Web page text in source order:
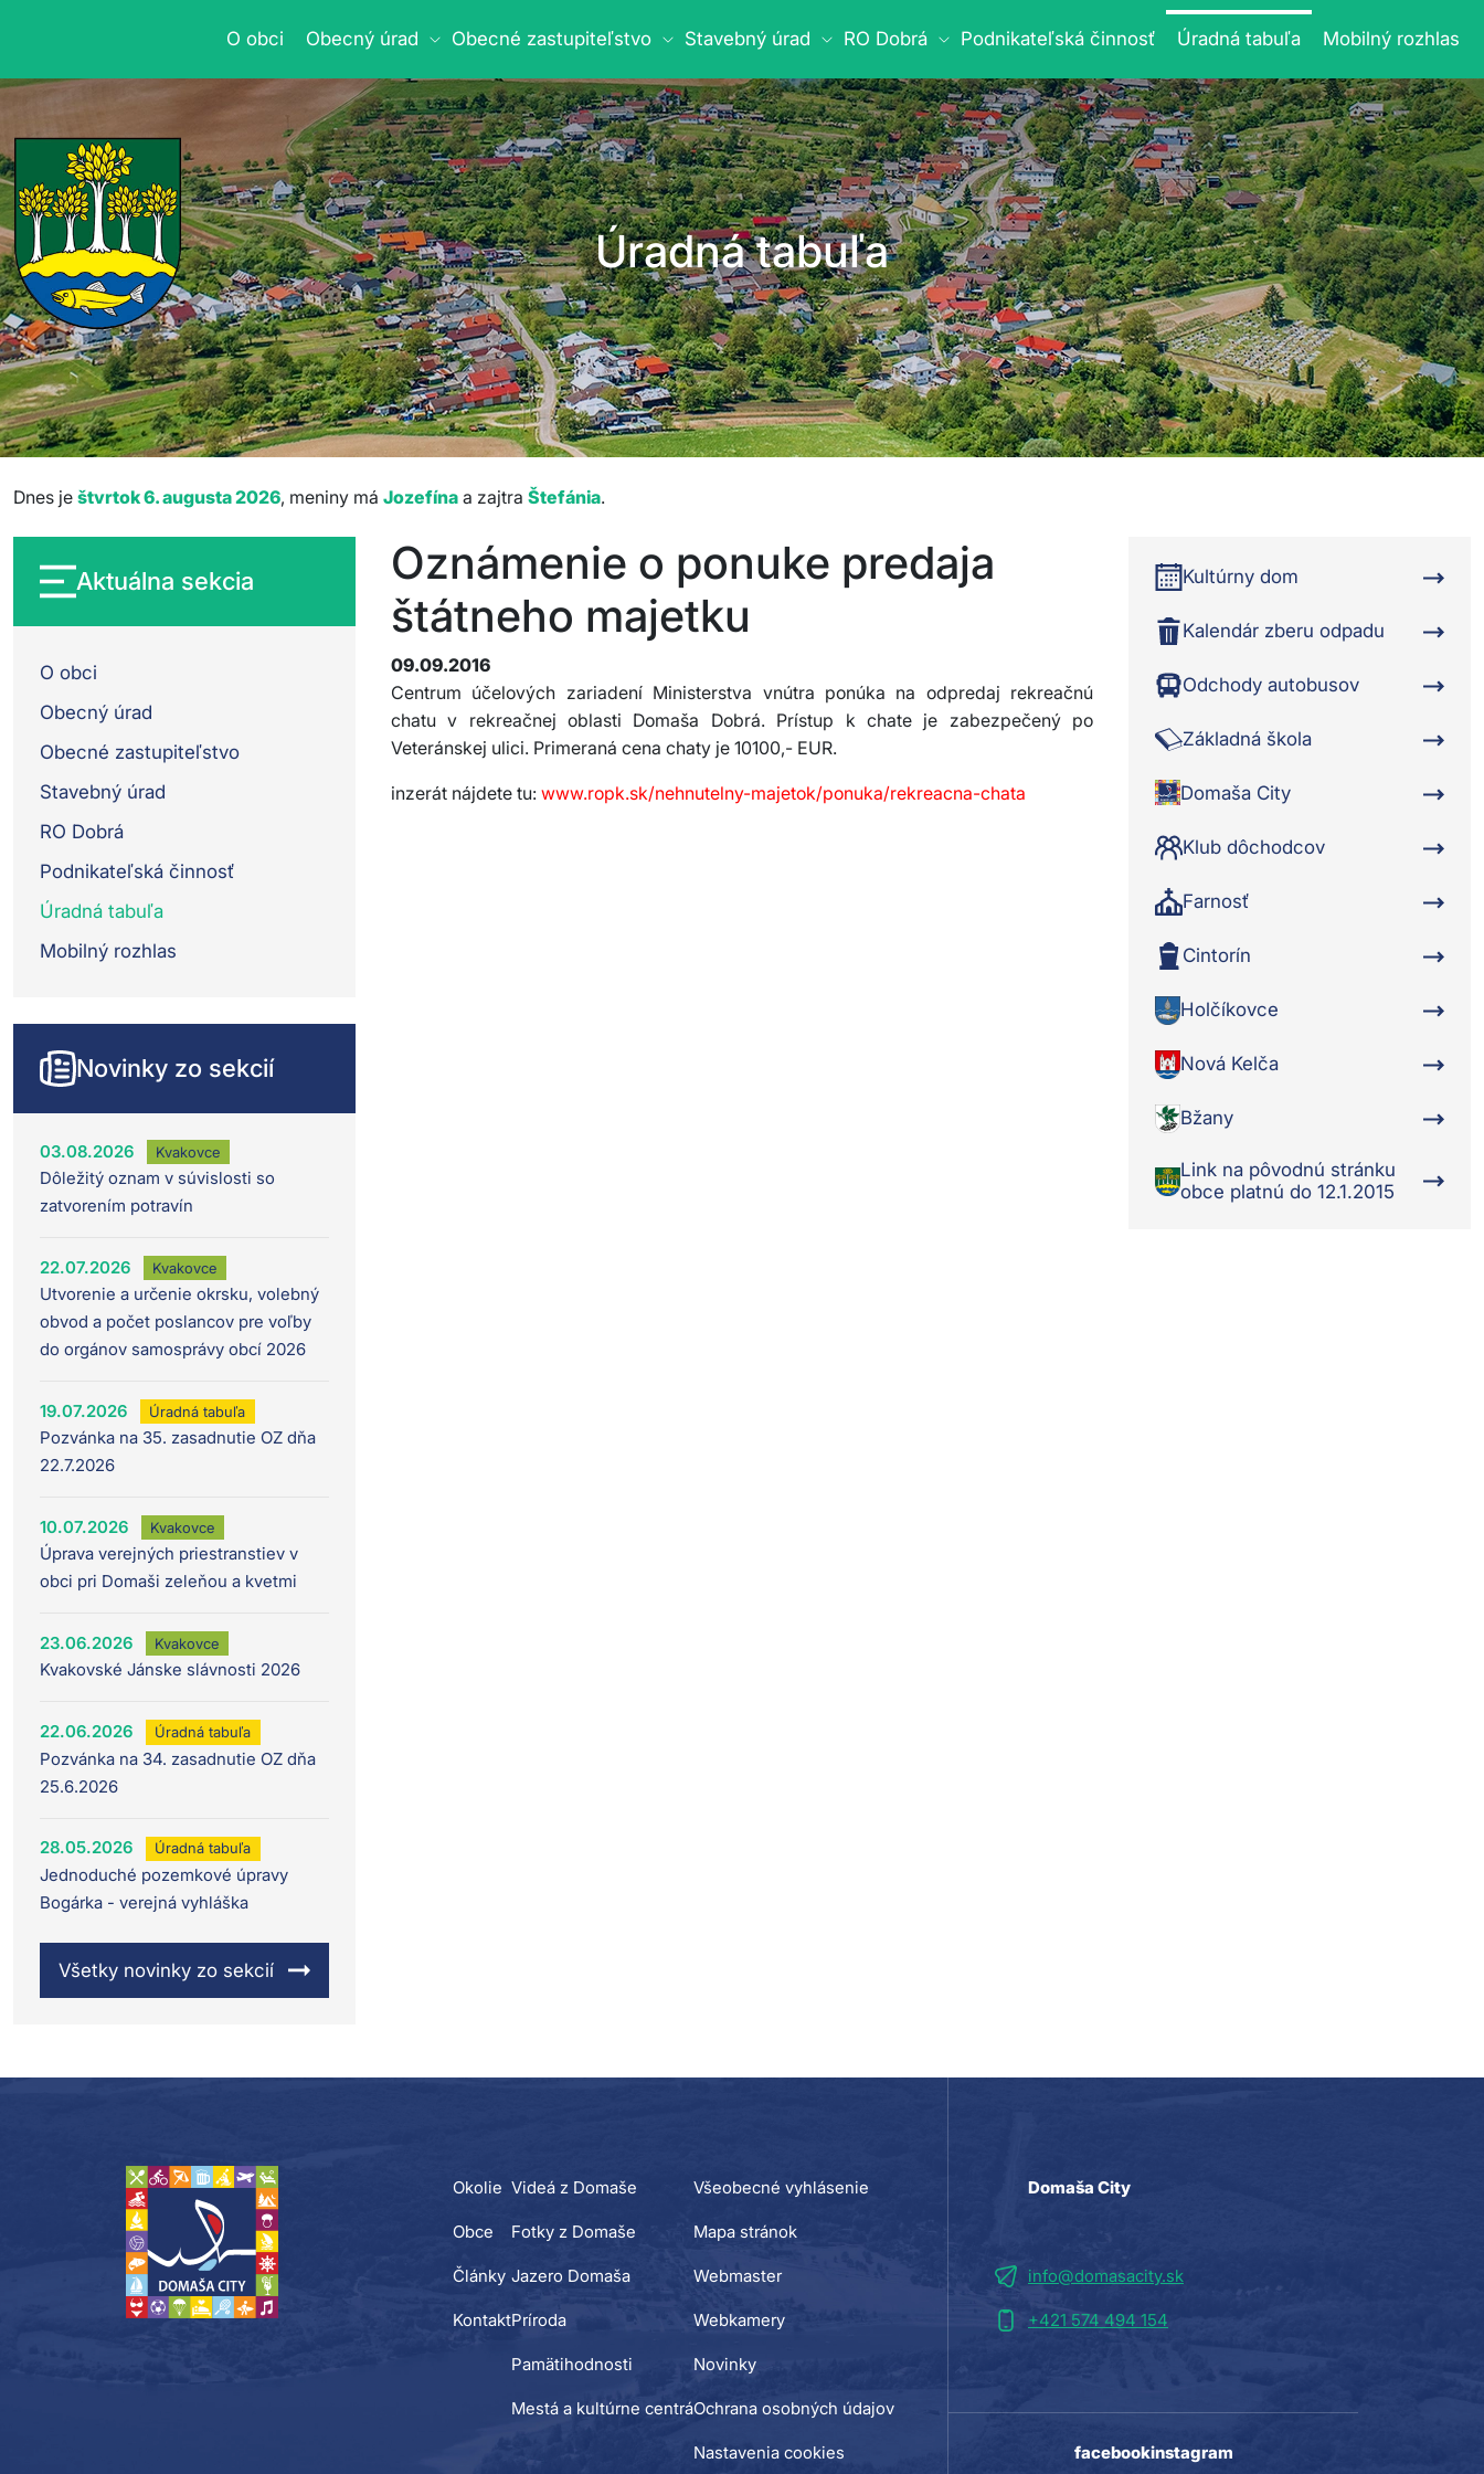
O obci Obecný úrad Obecné zastupiteľstvo Stavebný úrad RO Dobrá Podnikateľská činnosť Úradná tabuľa Mobilný rozhlas
Úradná tabuľa
Dnes je štvrtok 6. augusta 2026, meniny má Jozefína a zajtra Štefánia.
Aktuálna sekcia
O obci
Obecný úrad
Obecné zastupiteľstvo
Stavebný úrad
RO Dobrá
Podnikateľská činnosť
Úradná tabuľa
Mobilný rozhlas
Novinky zo sekcií
03.08.2026 Kvakovce
Dôležitý oznam v súvislosti so
zatvorením potravín
22.07.2026 Kvakovce
Utvorenie a určenie okrsku, volebný
obvod a počet poslancov pre voľby
do orgánov samosprávy obcí 2026
19.07.2026 Úradná tabuľa
Pozvánka na 35. zasadnutie OZ dňa
22.7.2026
10.07.2026 Kvakovce
Úprava verejných priestranstiev v
obci pri Domaši zeleňou a kvetmi
23.06.2026 Kvakovce
Kvakovské Jánske slávnosti 2026
22.06.2026 Úradná tabuľa
Pozvánka na 34. zasadnutie OZ dňa
25.6.2026
28.05.2026 Úradná tabuľa
Jednoduché pozemkové úpravy
Bogárka - verejná vyhláška
Všetky novinky zo sekcií
Oznámenie o ponuke predaja
štátneho majetku
09.09.2016
Centrum účelových zariadení Ministerstva vnútra ponúka na odpredaj rekreačnú
chatu v rekreačnej oblasti Domaša Dobrá. Prístup k chate je zabezpečený po
Veteránskej ulici. Primeraná cena chaty je 10100,- EUR.
inzerát nájdete tu: www.ropk.sk/nehnutelny-majetok/ponuka/rekreacna-chata
Kultúrny dom
Kalendár zberu odpadu
Odchody autobusov
Základná škola
Domaša City
Klub dôchodcov
Farnosť
Cintorín
Holčíkovce
Nová Kelča
Bžany
Link na pôvodnú stránku
obce platnú do 12.1.2015
Okolie
Obce
Články
Kontakt
Videá z Domaše
Fotky z Domaše
Jazero Domaša
Príroda
Pamätihodnosti
Mestá a kultúrne centrá
Všeobecné vyhlásenie
Mapa stránok
Webmaster
Webkamery
Novinky
Ochrana osobných údajov
Nastavenia cookies
Domaša City
info@domasacity.sk
+421 574 494 154
facebookinstagram